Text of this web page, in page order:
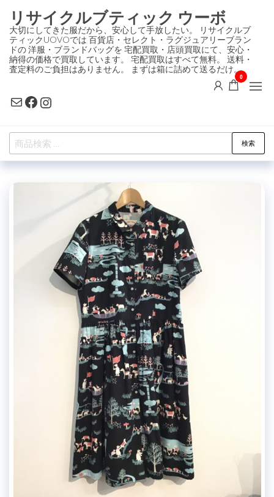
ン
テ
ン
ツ
プ
リサイクルブティック ウーボ
大切にしてきた服だから、安心して手放したい。 リサイクルブ
ティックUOVOでは 百貨店・セレクト・ラグジュアリーブラン
ドの 洋服・ブランドバッグを 宅配買取・店頭買取にて、安心・
納得の価格で買取しています。 宅配買取はすべて無料。 送料・
査定料のご負担はありません。 まずは箱に詰めて送るだけ。
MailFacebook
Instagram
0
検
索
検索